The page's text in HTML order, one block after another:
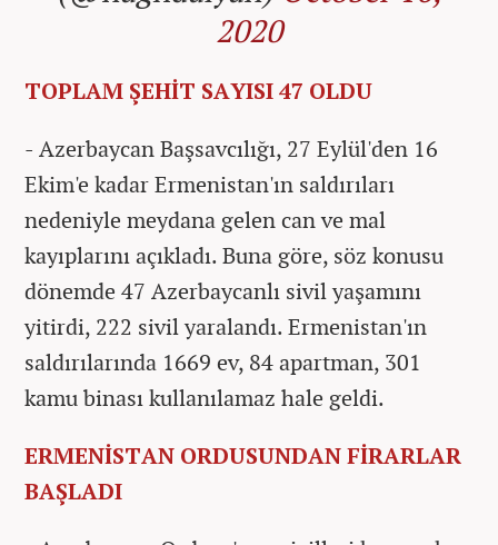
2020
TOPLAM ŞEHİT SAYISI 47 OLDU
- Azerbaycan Başsavcılığı, 27 Eylül'den 16
Ekim'e kadar Ermenistan'ın saldırıları
nedeniyle meydana gelen can ve mal
kayıplarını açıkladı. Buna göre, söz konusu
dönemde 47 Azerbaycanlı sivil yaşamını
yitirdi, 222 sivil yaralandı. Ermenistan'ın
saldırılarında 1669 ev, 84 apartman, 301
kamu binası kullanılamaz hale geldi.
ERMENİSTAN ORDUSUNDAN FİRARLAR
BAŞLADI